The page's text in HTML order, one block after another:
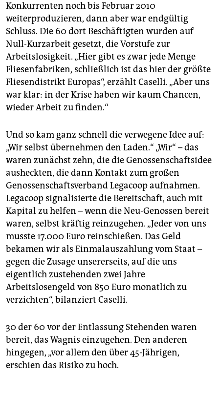
Konkurrenten noch bis Februar 2010
weiterproduzieren, dann aber war endgültig
Schluss. Die 60 dort Beschäftigten wurden auf
Null-Kurzarbeit gesetzt, die Vorstufe zur
Arbeitslosigkeit. „Hier gibt es zwar jede Menge
Fliesenfabriken, schließlich ist das hier der größte
Fliesendistrikt Europas“, erzählt Caselli. „Aber uns
war klar: in der Krise haben wir kaum Chancen,
wieder Arbeit zu finden.“
Und so kam ganz schnell die verwegene Idee auf:
„Wir selbst übernehmen den Laden.“ „Wir“ – das
waren zunächst zehn, die die Genossenschaftsidee
ausheckten, die dann Kontakt zum großen
Genossenschaftsverband Legacoop aufnahmen.
Legacoop signalisierte die Bereitschaft, auch mit
Kapital zu helfen – wenn die Neu-Genossen bereit
waren, selbst kräftig reinzugehen. „Jeder von uns
musste 17.000 Euro reinschießen. Das Geld
bekamen wir als Einmalauszahlung vom Staat –
gegen die Zusage unsererseits, auf die uns
eigentlich zustehenden zwei Jahre
Arbeitslosengeld von 850 Euro monatlich zu
verzichten“, bilanziert Caselli.
30 der 60 vor der Entlassung Stehenden waren
bereit, das Wagnis einzugehen. Den anderen
hingegen, „vor allem den über 45-Jährigen,
erschien das Risiko zu hoch.